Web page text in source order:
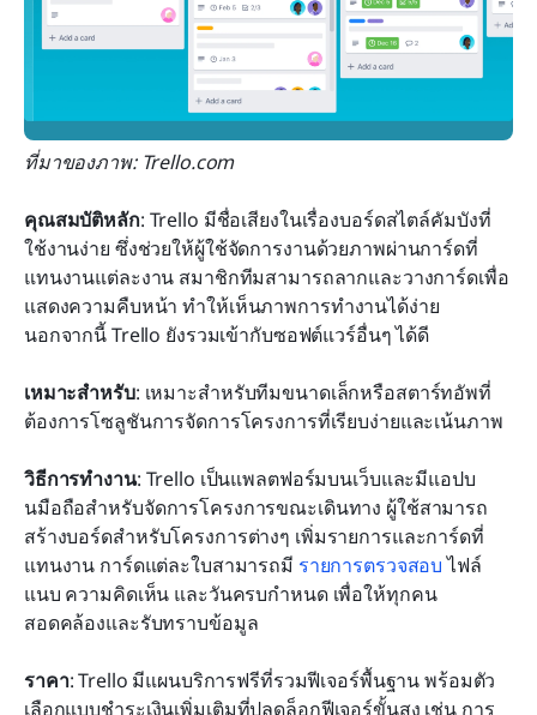
ที่มาของภาพ: Trello.com
คุณสมบัติหลัก: Trello มีชื่อเสียงในเรื่องบอร์ดสไตล์คัมบังที่
ใช้งานง่าย ซึ่งช่วยให้ผู้ใช้จัดการงานด้วยภาพผ่านการ์ดที่
แทนงานแต่ละงาน สมาชิกทีมสามารถลากและวางการ์ดเพื่อ
แสดงความคืบหน้า ทำให้เห็นภาพการทำงานได้ง่าย
นอกจากนี้ Trello ยังรวมเข้ากับซอฟต์แวร์อื่นๆ ได้ดี
เหมาะสำหรับ: เหมาะสำหรับทีมขนาดเล็กหรือสตาร์ทอัพที่
ต้องการโซลูชันการจัดการโครงการที่เรียบง่ายและเน้นภาพ
วิธีการทำงาน: Trello เป็นแพลตฟอร์มบนเว็บและมีแอปบ
นมือถือสำหรับจัดการโครงการขณะเดินทาง ผู้ใช้สามารถ
สร้างบอร์ดสำหรับโครงการต่างๆ เพิ่มรายการและการ์ดที่
แทนงาน การ์ดแต่ละใบสามารถมี รายการตรวจสอบ ไฟล์
แนบ ความคิดเห็น และวันครบกำหนด เพื่อให้ทุกคน
สอดคล้องและรับทราบข้อมูล
ราคา: Trello มีแผนบริการฟรีที่รวมฟีเจอร์พื้นฐาน พร้อมตัว
เลือกแบบชำระเงินเพิ่มเติมที่ปลดล็อกฟีเจอร์ขั้นสูง เช่น การ